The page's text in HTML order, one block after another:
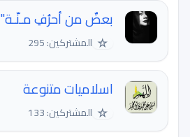
بعضٌ من أحرُفِ مـنّـة"
☆ المشتركين: 295
اسلاميات متنوعة
☆ المشتركين: 133